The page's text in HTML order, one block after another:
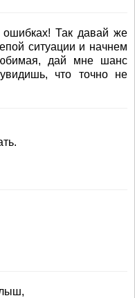
Так давай же
ситуации и начнем
дай мне шанс
что точно не